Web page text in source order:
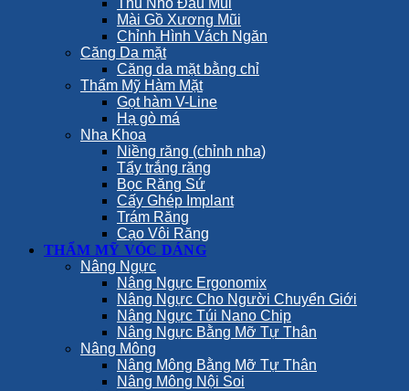
Mài Gồ Xương Mũi
Chỉnh Hình Vách Ngăn
Căng Da mặt
Căng da mặt bằng chỉ
Thẩm Mỹ Hàm Mặt
Gọt hàm V-Line
Hạ gò má
Nha Khoa
Niềng răng (chỉnh nha)
Tẩy trắng răng
Bọc Răng Sứ
Cấy Ghép Implant
Trám Răng
Cạo Vôi Răng
THẨM MỸ VÓC DÁNG
Nâng Ngực
Nâng Ngực Ergonomix
Nâng Ngực Cho Người Chuyển Giới
Nâng Ngực Túi Nano Chip
Nâng Ngực Bằng Mỡ Tự Thân
Nâng Mông
Nâng Mông Bằng Mỡ Tự Thân
Nâng Mông Nội Soi